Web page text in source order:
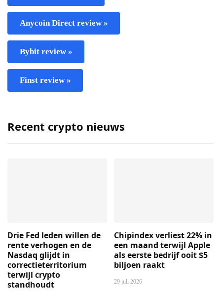
Anycoin Direct review »
Bybit review »
Finst review »
Recent crypto nieuws
Drie Fed leden willen de
rente verhogen en de
Nasdaq glijdt in
correctieterritorium
terwijl crypto
standhoudt
Chipindex verliest 22% in
een maand terwijl Apple
als eerste bedrijf ooit $5
biljoen raakt
29 juli 2026